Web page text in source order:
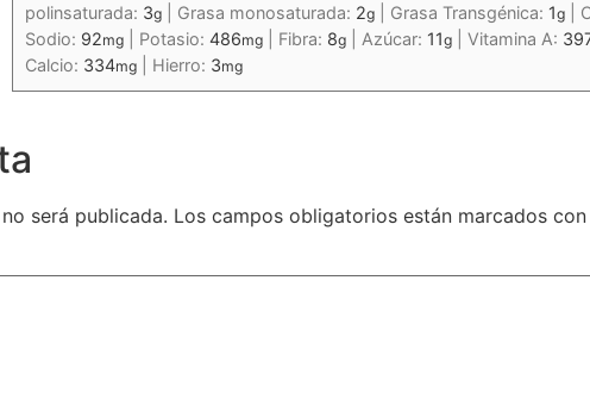
polinsaturada: 3g Grasa monosaturada: 2g Grasa Transgénica: 1g
Sodio: 92mg Potasio: 486mg Fibra: 8g Azúcar: 11g Vitamina A:
Calcio: 334mg Hierro: 3mg
será publicada. Los campos obligatorios están marcados con